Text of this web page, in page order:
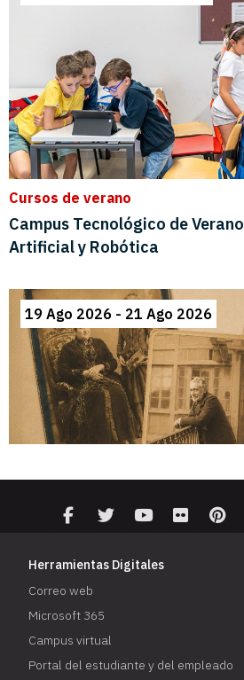
Herramientas Digitales
Correo web
Microsoft 365
Campus virtual
Portal del estudiante y del empleado